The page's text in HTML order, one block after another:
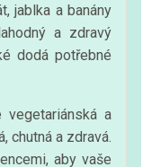
jablka a banány
a zdravý
dodá potřebné
vegetariánská a
chutná a zdravá.
aby vaše